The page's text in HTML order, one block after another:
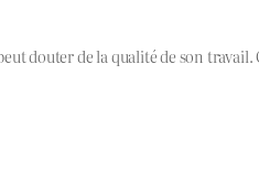
de la qualité de son travail.